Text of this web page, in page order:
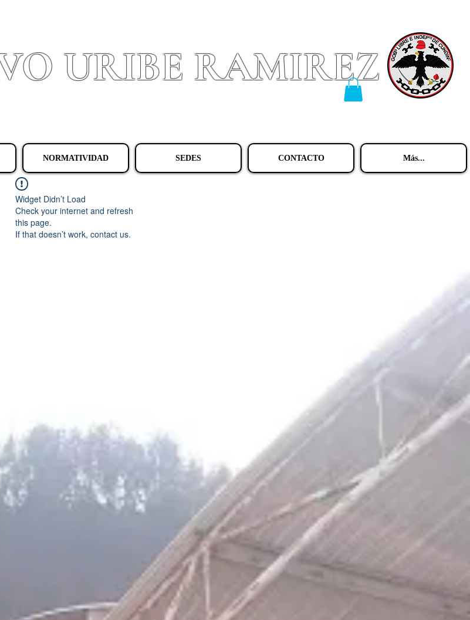
URIBE RAMIREZ
NORMATIVIDAD SEDES CONTACTO Más...
Widget Didn’t Load
Check your internet and refresh
this page.
If that doesn’t work, contact us.